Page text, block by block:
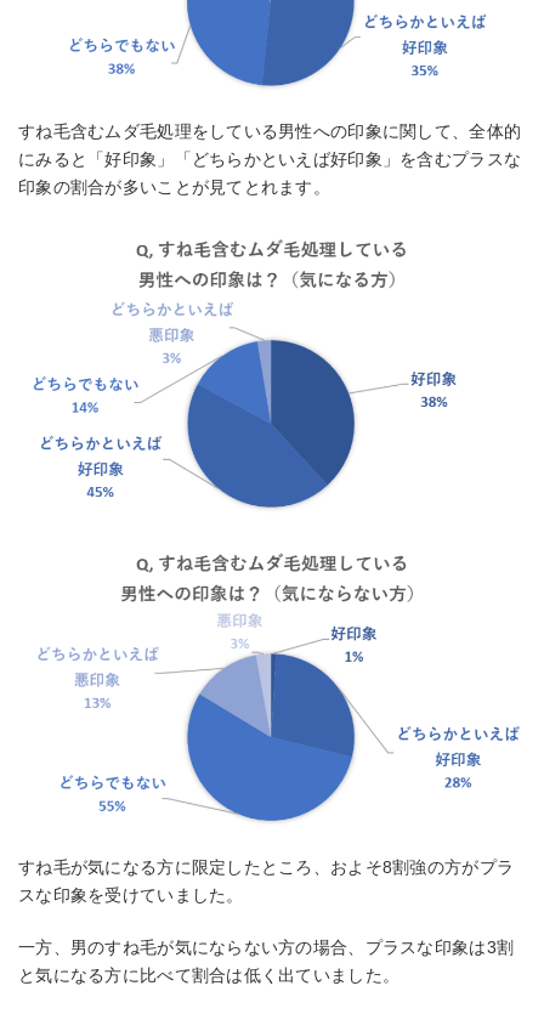
すね毛含むムダ毛処理をしている男性への印象に関して、全体的
にみると「好印象」「どちらかといえば好印象」を含むプラスな
印象の割合が多いことが見てとれます。
すね毛が気になる方に限定したところ、およそ8割強の方がプラ
スな印象を受けていました。
一方、男のすね毛が気にならない方の場合、プラスな印象は3割
と気になる方に比べて割合は低く出ていました。